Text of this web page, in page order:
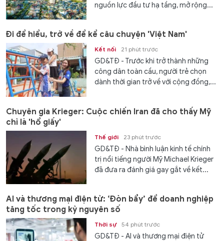
nguồn lực đầu tư hạ tầng, mở rộng...
Đi để hiểu, trở về để kể câu chuyện 'Việt Nam'
Kết nối 21 phút trước
GD&TĐ - Trước khi trở thành những
công dân toàn cầu, người trẻ chọn
dành thời gian trở về với cộng đồng,...
Chuyên gia Krieger: Cuộc chiến Iran đã cho thấy Mỹ
chỉ là 'hổ giấy'
Thế giới 23 phút trước
GD&TĐ - Nhà bình luận kinh tế chính
trị nổi tiếng người Mỹ Michael Krieger
đã đưa ra đánh giá gay gắt về kết...
AI và thương mại điện tử: ‘Đòn bẩy’ để doanh nghiệp
tăng tốc trong kỷ nguyên số
Thời sự 54 phút trước
GD&TĐ - AI và thương mại điện tử